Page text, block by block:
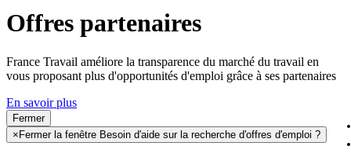
Offres partenaires
France Travail améliore la transparence du marché du travail en
vous proposant plus d'opportunités d'emploi grâce à ses partenaires
En savoir plus
Fermer
× Fermer la fenêtre Besoin d'aide sur la recherche d'offres d'emploi ?